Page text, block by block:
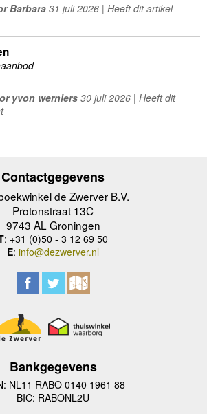
Barbara31 juli 2026 | Heeft dit artikel
yvon werniers30 juli 2026 | Heeft dit
Contactgegevens
de Zwerver B.V.
Protonstraat 13C
9743 AL Groningen
: +31 (0)50 - 3 12 69 50
E: info@dezwerver.nl
Bankgegevens
NL11 RABO 0140 1961 88
BIC: RABONL2U